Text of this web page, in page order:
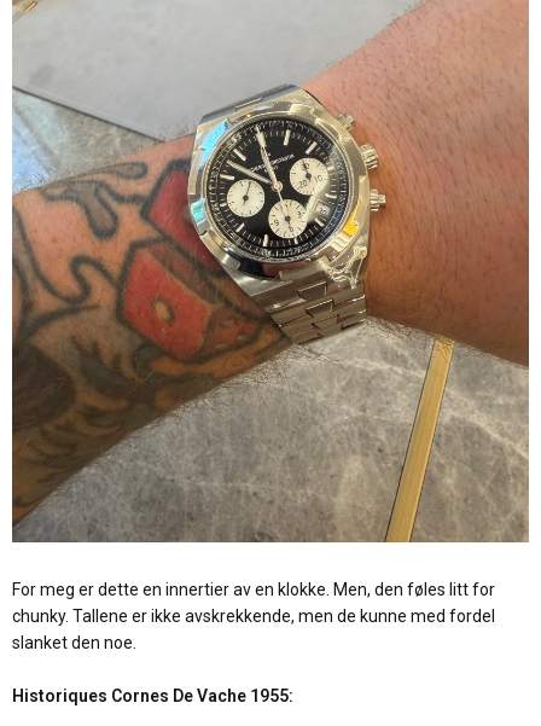
For meg er dette en innertier av en klokke. Men, den føles litt for
chunky. Tallene er ikke avskrekkende, men de kunne med fordel
slanket den noe.
Historiques Cornes De Vache 1955: